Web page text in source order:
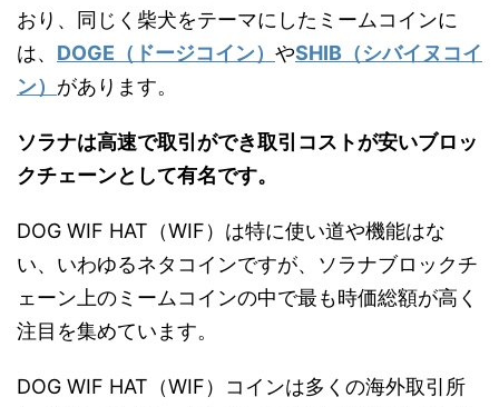
おり、同じく柴犬をテーマにしたミームコインに
は、 DOGE（ドージコイン） やSHIB（シバイヌコイ
ン） があります。
ソラナは高速で取引ができ取引コストが安いブロッ
クチェーンとして有名です。
DOG WIF HAT（WIF）は特に使い道や機能はな
い、いわゆるネタコインですが、ソラナブロックチ
ェーン上のミームコインの中で最も時価総額が高く
注目を集めています。
DOG WIF HAT（WIF）コインは多くの海外取引所